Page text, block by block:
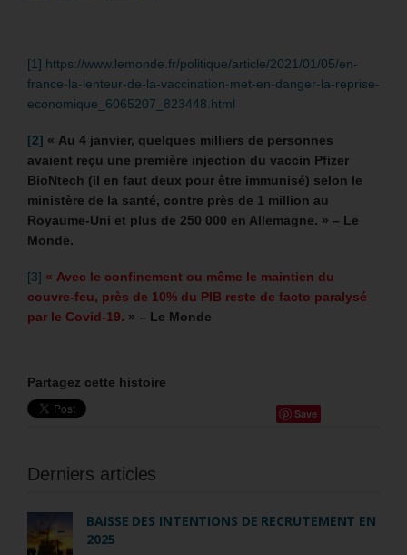
[1] https://www.lemonde.fr/politique/article/2021/01/05/en-
france-la-lenteur-de-la-vaccination-met-en-danger-la-reprise-
economique_6065207_823448.html
[2] « Au 4 janvier, quelques milliers de personnes
avaient reçu une première injection du vaccin Pfizer
BioNtech (il en faut deux pour être immunisé) selon le
ministère de la santé, contre près de 1 million au
Royaume-Uni et plus de 250 000 en Allemagne. » – Le
Monde.
[3] « Avec le confinement ou même le maintien du
couvre-feu, près de 10% du PIB reste de facto paralysé
par le Covid-19. » – Le Monde
Partagez cette histoire
Save
Derniers articles
BAISSE DES INTENTIONS DE RECRUTEMENT EN
2025